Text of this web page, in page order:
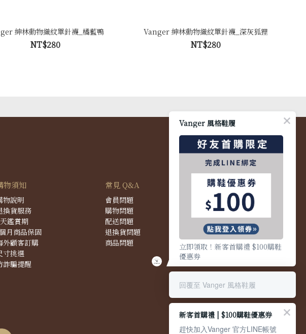
紳林動物織紋單針襪_橘藍鴨
NT$280
Vanger 紳林動物織紋單針襪_深灰狐狸
NT$280
物須知
物說明
換貨服務
鑑賞期
月商品保固
外顧客訂購
寸挑選
詐騙提醒
常見 Q&A
會員問題
購物問題
配送問題
退換貨問題
商品問題
Vanger 風格鞋履
立即領取！新客首購禮 $100購鞋
優惠券
回覆至 Vanger 風格鞋履
新客首購禮 | $100購鞋優惠券
趕快加入Vanger 官方LINE帳號